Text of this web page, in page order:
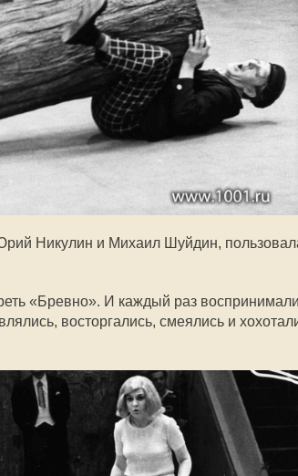
Никулин и Михаил Шуйдин,
«Бревно». И каждый раз воспринимали
восторгались, смеялись и